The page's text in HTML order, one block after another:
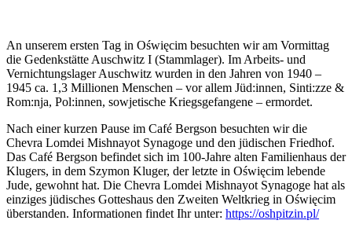
An unserem ersten Tag in Oświęcim besuchten wir am Vormittag
die Gedenkstätte Auschwitz I (Stammlager). Im Arbeits- und
Vernichtungslager Auschwitz wurden in den Jahren von 1940 –
1945 ca. 1,3 Millionen Menschen – vor allem Jüd:innen, Sinti:zze &
Rom:nja, Pol:innen, sowjetische Kriegsgefangene – ermordet.
Nach einer kurzen Pause im Café Bergson besuchten wir die
Chevra Lomdei Mishnayot Synagoge und den jüdischen Friedhof.
Das Café Bergson befindet sich im 100-Jahre alten Familienhaus der
Klugers, in dem Szymon Kluger, der letzte in Oświęcim lebende
Jude, gewohnt hat. Die Chevra Lomdei Mishnayot Synagoge hat als
einziges jüdisches Gotteshaus den Zweiten Weltkrieg in Oświęcim
überstanden. Informationen findet Ihr unter: https://oshpitzin.pl/